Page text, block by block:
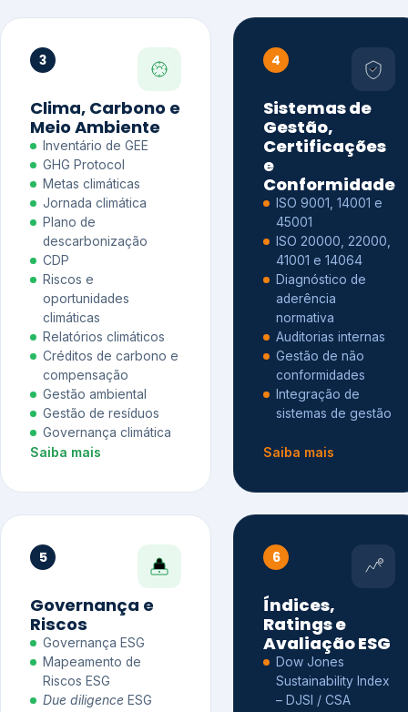
3
Clima, Carbono e
Meio Ambiente
Inventário de GEE
GHG Protocol
Metas climáticas
Jornada climática
Plano de
descarbonização
CDP
Riscos e
oportunidades
climáticas
Relatórios climáticos
Créditos de carbono e
compensação
Gestão ambiental
Gestão de resíduos
Governança climática
Saiba mais
4
Sistemas de
Gestão,
Certificações
e
Conformidade
ISO 9001, 14001 e
45001
ISO 20000, 22000,
41001 e 14064
Diagnóstico de
aderência
normativa
Auditorias internas
Gestão de não
conformidades
Integração de
sistemas de gestão
Saiba mais
5
Governança e
Riscos
Governança ESG
Mapeamento de
Riscos ESG
Due diligence ESG
6
Índices,
Ratings e
Avaliação ESG
Dow Jones
Sustainability Index
– DJSI / CSA